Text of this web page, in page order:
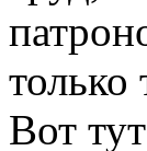
только
Вот